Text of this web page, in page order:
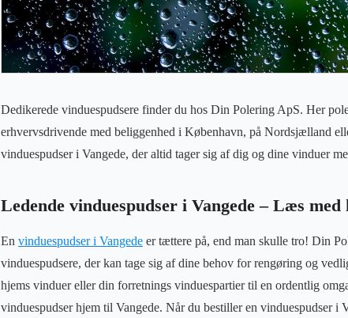
Dedikerede vinduespudsere finder du hos Din Polering ApS. Her
erhvervsdrivende med beliggenhed i København, på Nordsjælland
vinduespudser i Vangede, der altid tager sig af dig og dine vinduer
Ledende vinduespudser i Vangede – Læs med
En vinduespudser i Vangede er tættere på, end man skulle tro! Din
vinduespudsere, der kan tage sig af dine behov for rengøring og
hjems vinduer eller din forretnings vinduespartier til en ordentlig
vinduespudser hjem til Vangede. Når du bestiller en vinduespudser i